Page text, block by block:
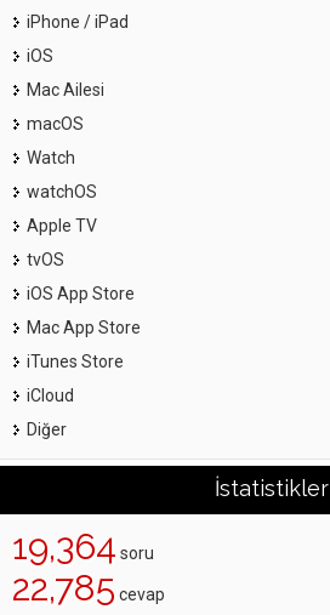
iPhone / iPad
iOS
Mac Ailesi
macOS
Watch
watchOS
Apple TV
tvOS
iOS App Store
Mac App Store
iTunes Store
iCloud
Diğer
İstatistikler
19,364 soru
22,785 cevap